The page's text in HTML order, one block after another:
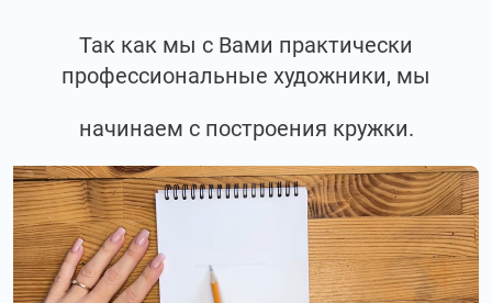
Так как мы с Вами практически
профессиональные художники, мы
начинаем с построения кружки.